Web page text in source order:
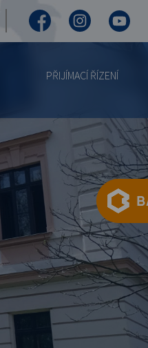
PŘIJÍMACÍ ŘÍZENÍ
hledaný text...
FacebookInstagramYoutube